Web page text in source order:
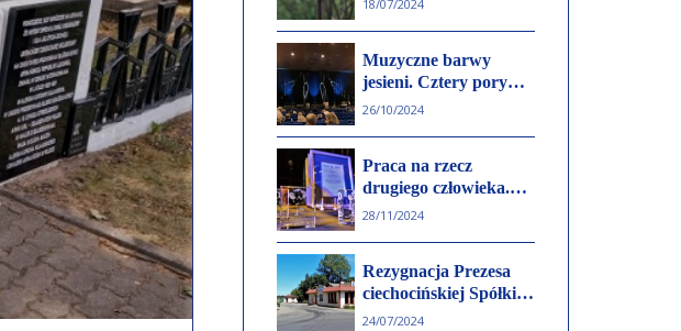
18/07/2024
Muzyczne barwy
jesieni. Cztery pory
roku w ciechocińskim
26/10/2024
Praca na rzecz
drugiego człowieka.
Gala wręczenia nagród
Pomorza i Kujaw
28/11/2024
Rezygnacja Prezesa
ciechocińskiej Spółki
Ekociech Sławomira
24/07/2024